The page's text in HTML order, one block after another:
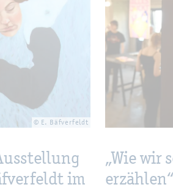
© E. Bäf­ver­feldt
im
„Wie wir
er­zäh­len“